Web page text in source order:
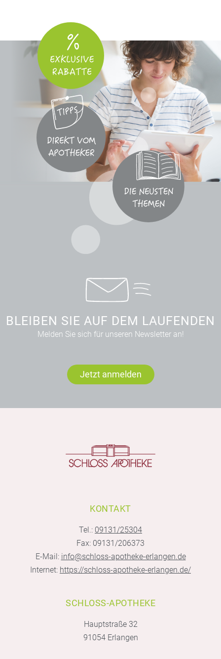
BLEIBEN SIE AUF DEM LAUFENDEN
Melden Sie sich für unseren Newsletter an!
Jetzt anmelden
KONTAKT
Tel.: 09131/25304
Fax: 09131/206373
E-Mail: info@schloss-apotheke-erlangen.de
Internet: https://schloss-apotheke-erlangen.de/
SCHLOSS-APOTHEKE
Hauptstraße 32
91054 Erlangen